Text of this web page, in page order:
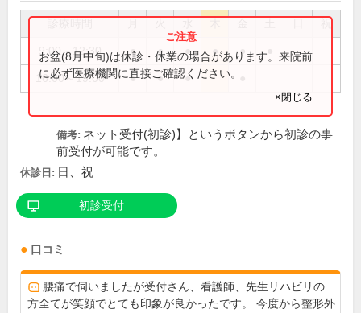
祝
9:00～12:30 ● ● ● ● ●
16:00～19:00 ● ● ●
お盆(8月中旬)は休診・休業の場合があります。来院前
に必ず医療機関に直接ご確認ください。
×閉じる
備考: ネット受付(初診)】というボタンから初診の事
前受付が可能です。
休診日: 日、祝
初診受付
口コミ
腰痛で伺いましたが受付さん、看護師、先生リハビリの
方全てが笑顔でとても印象が良かったです。 今度から整形外